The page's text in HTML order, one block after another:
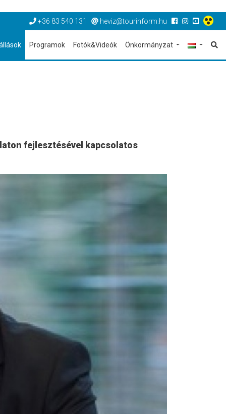
+36 83 540 131 heviz@tourinform.hu
Programok Fotók&Videók Önkormányzat
fejlesztésével kapcsolatos